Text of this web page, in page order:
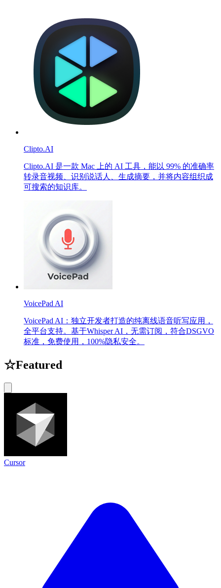
Clipto.AI
Clipto.AI 是一款 Mac 上的 AI 工具，能以 99% 的准确率
转录音视频、识别说话人、生成摘要，并将内容组织成
可搜索的知识库。
VoicePad AI
VoicePad AI：独立开发者打造的纯离线语音听写应用，
全平台支持。基于Whisper AI，无需订阅，符合DSGVO
标准，免费使用，100%隐私安全。
☆Featured
Cursor